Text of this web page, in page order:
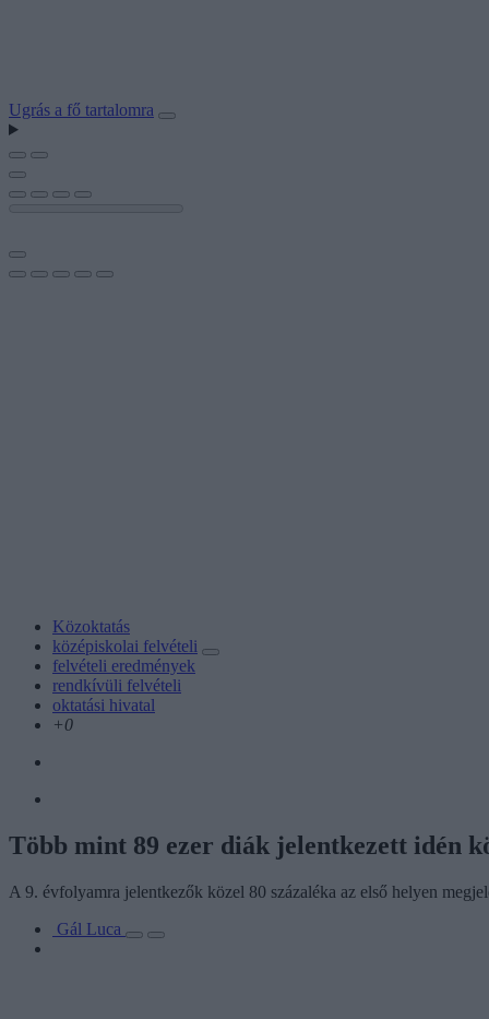
Ugrás a fő tartalomra
Közoktatás
középiskolai felvételi
felvételi eredmények
rendkívüli felvételi
oktatási hivatal
+0
Több mint 89 ezer diák jelentkezett idén
A 9. évfolyamra jelentkezők közel 80 százaléka az első helyen
Gál Luca